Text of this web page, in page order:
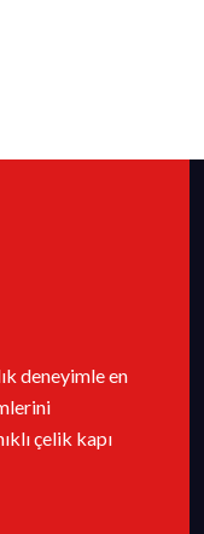
deneyimle en
çelik kapı